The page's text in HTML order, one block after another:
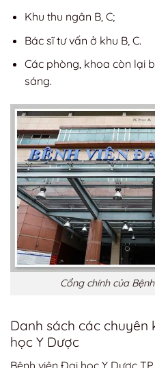
Khu thu ngân B, C;
Bác sĩ tư vấn ở khu B, C.
Các phòng, khoa còn lại
sáng.
Cổng chính của
Danh sách các chuyên
học Y Dược
Bệnh viện Đại học Y Dược